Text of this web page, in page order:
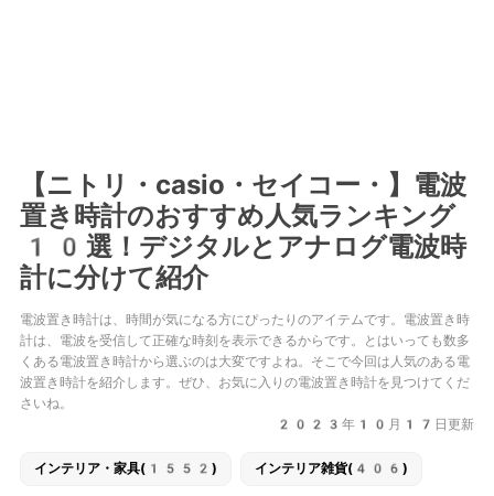
【ニトリ・casio・セイコー・】電波
置き時計のおすすめ人気ランキング
10選！デジタルとアナログ電波時
計に分けて紹介
電波置き時計は、時間が気になる方にぴったりのアイテムです。電波置き時
計は、電波を受信して正確な時刻を表示できるからです。とはいっても数多
くある電波置き時計から選ぶのは大変ですよね。そこで今回は人気のある電
波置き時計を紹介します。ぜひ、お気に入りの電波置き時計を見つけてくだ
さいね。
2023年10月17日更新
インテリア・家具(1552) インテリア雑貨(406)